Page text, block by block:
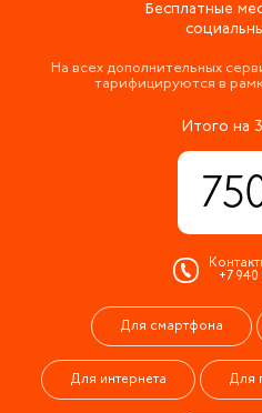
Для смартфона
Для интернета Для
Бесплатные
На всех дополнительных
тарифицируются в
Итого на
+7 940